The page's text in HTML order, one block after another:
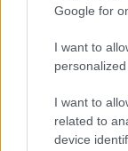
Google for
I want to
personalized
I want to
related to
device